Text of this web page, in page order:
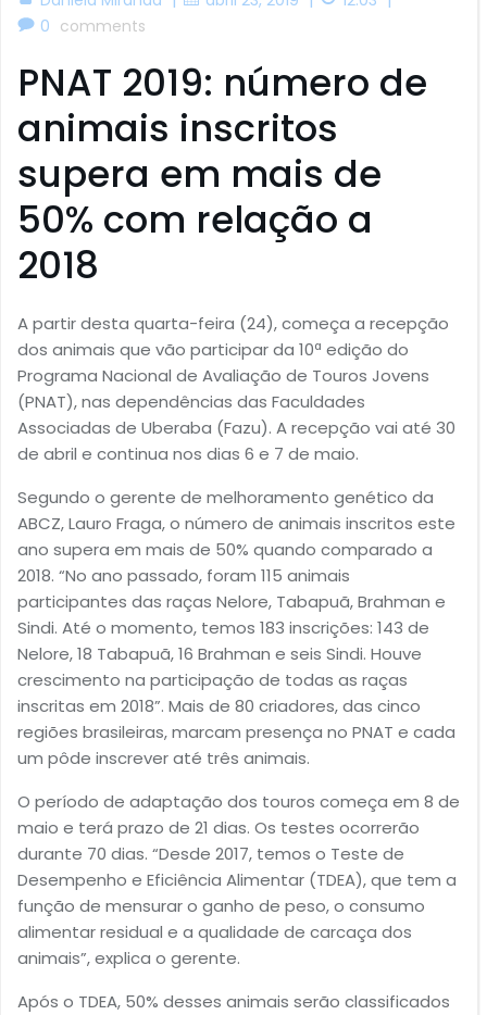
0 comments
PNAT 2019: número de
animais inscritos
supera em mais de
50% com relação a
2018
A partir desta quarta-feira (24), começa a recepção
dos animais que vão participar da 10ª edição do
Programa Nacional de Avaliação de Touros Jovens
(PNAT), nas dependências das Faculdades
Associadas de Uberaba (Fazu). A recepção vai até 30
de abril e continua nos dias 6 e 7 de maio.
Segundo o gerente de melhoramento genético da
ABCZ, Lauro Fraga, o número de animais inscritos este
ano supera em mais de 50% quando comparado a
2018. “No ano passado, foram 115 animais
participantes das raças Nelore, Tabapuã, Brahman e
Sindi. Até o momento, temos 183 inscrições: 143 de
Nelore, 18 Tabapuã, 16 Brahman e seis Sindi. Houve
crescimento na participação de todas as raças
inscritas em 2018”. Mais de 80 criadores, das cinco
regiões brasileiras, marcam presença no PNAT e cada
um pôde inscrever até três animais.
O período de adaptação dos touros começa em 8 de
maio e terá prazo de 21 dias. Os testes ocorrerão
durante 70 dias. “Desde 2017, temos o Teste de
Desempenho e Eficiência Alimentar (TDEA), que tem a
função de mensurar o ganho de peso, o consumo
alimentar residual e a qualidade de carcaça dos
animais”, explica o gerente.
Após o TDEA, 50% desses animais serão classificados